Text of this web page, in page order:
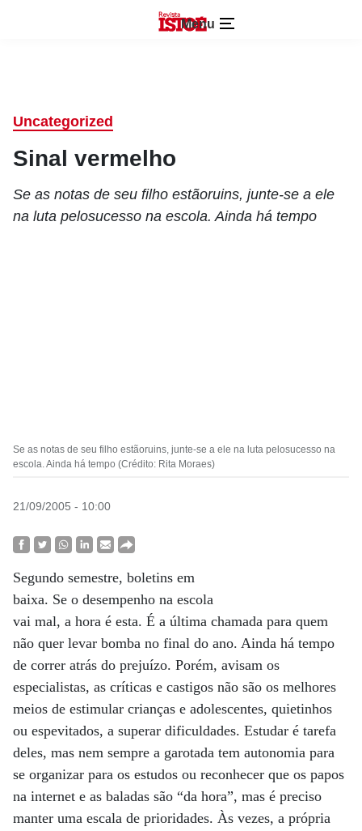
Menu
Uncategorized
Sinal vermelho
Se as notas de seu filho estãoruins, junte-se a ele
na luta pelosucesso na escola. Ainda há tempo
Se as notas de seu filho estãoruins, junte-se a ele na luta pelosucesso na
escola. Ainda há tempo (Crédito: Rita Moraes)
21/09/2005 - 10:00
Segundo semestre, boletins em
baixa. Se o desempenho na escola
vai mal, a hora é esta. É a última chamada para quem
não quer levar bomba no final do ano. Ainda há tempo
de correr atrás do prejuízo. Porém, avisam os
especialistas, as críticas e castigos não são os melhores
meios de estimular crianças e adolescentes, quietinhos
ou espevitados, a superar dificuldades. Estudar é tarefa
deles, mas nem sempre a garotada tem autonomia para
se organizar para os estudos ou reconhecer que os papos
na internet e as baladas são “da hora”, mas é preciso
manter uma escala de prioridades. Às vezes, a própria